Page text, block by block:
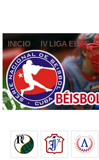
INICIO IV LIGA ELITE